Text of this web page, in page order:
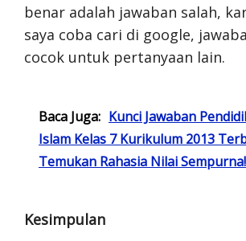
benar adalah jawaban salah,
saya coba cari di google,
cocok untuk pertanyaan lain.
Baca Juga: Kunci Jawaban
Islam Kelas 7 Kurikulum 2013
Temukan Rahasia Nilai Sempurna!
Kesimpulan